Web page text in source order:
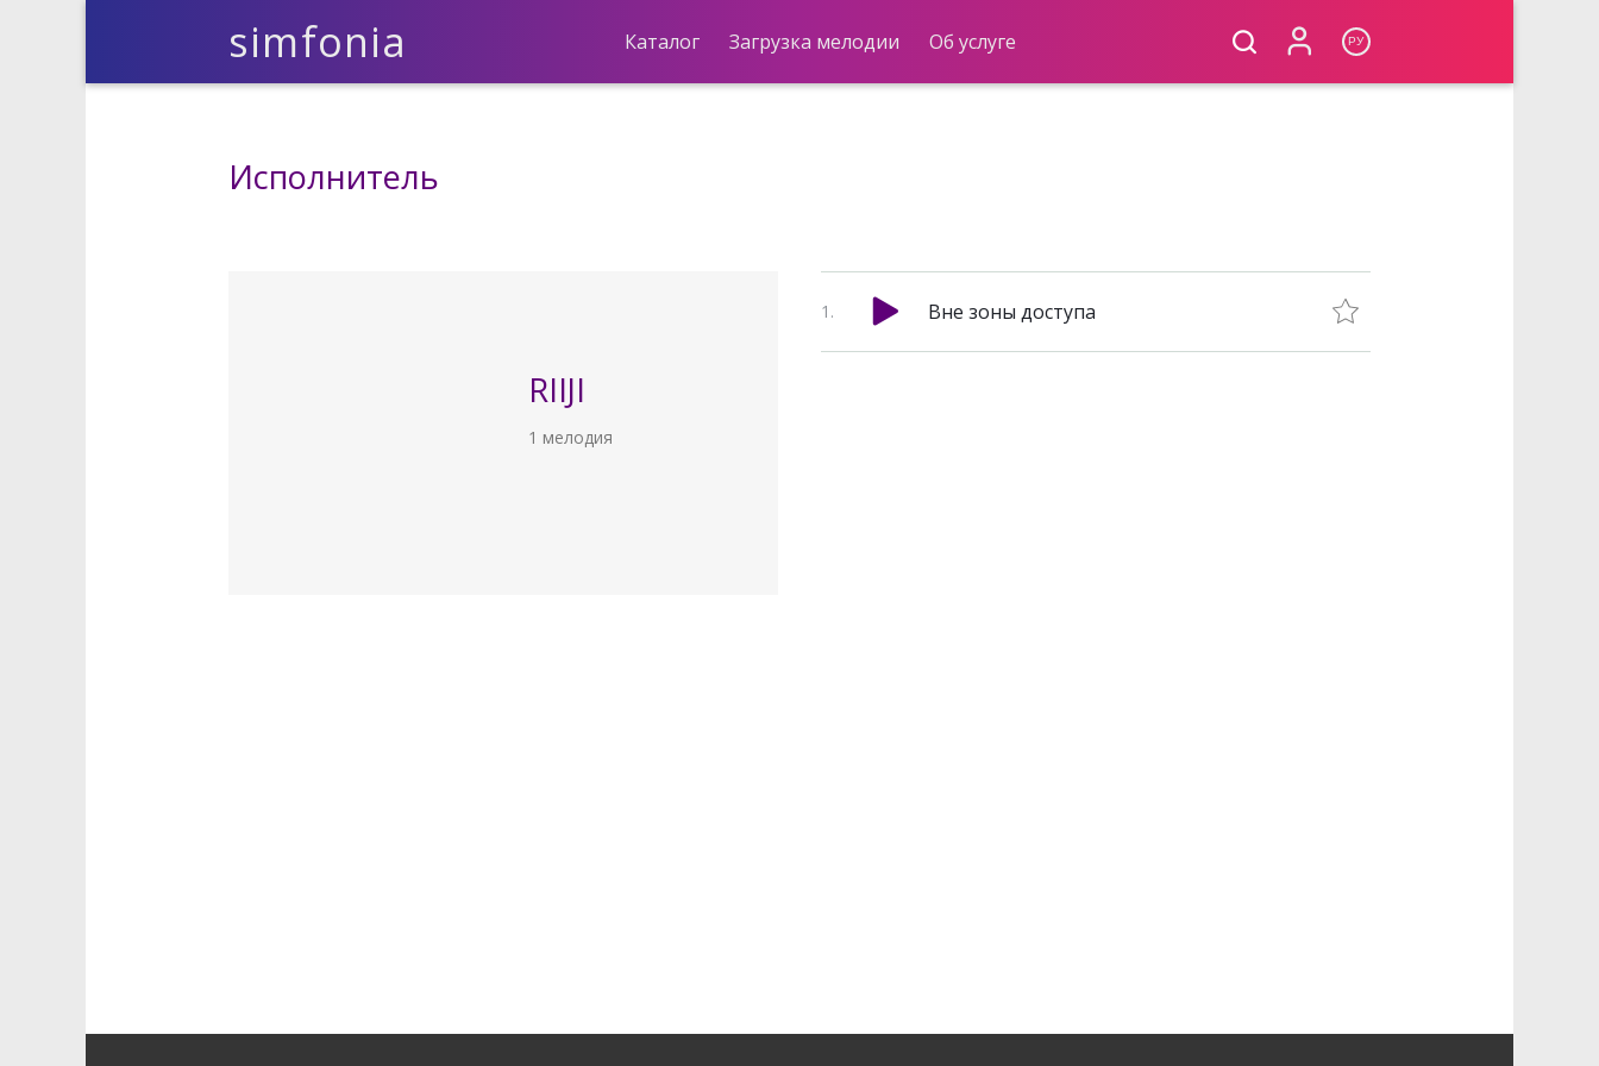
simfonia Каталог Загрузка мелодии Об услуге РУ
Исполнитель
RIIJI
1 мелодия
Вне зоны доступа